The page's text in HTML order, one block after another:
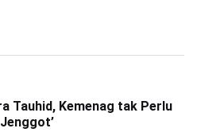
Tauhid, Kemenag tak Perlu